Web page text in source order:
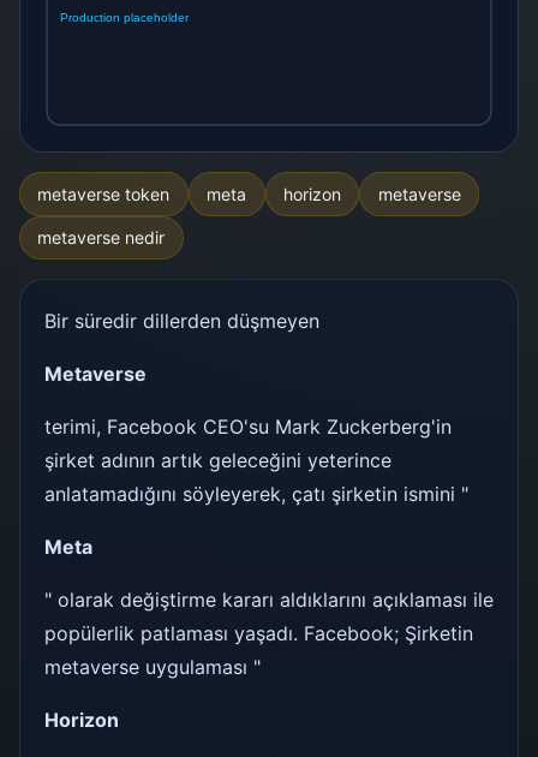
metaverse token meta horizon metaverse
metaverse nedir
Bir süredir dillerden düşmeyen
Metaverse
terimi, Facebook CEO'su Mark Zuckerberg'in
şirket adının artık geleceğini yeterince
anlatamadığını söyleyerek, çatı şirketin ismini "
Meta
" olarak değiştirme kararı aldıklarını açıklaması ile
popülerlik patlaması yaşadı. Facebook; Şirketin
metaverse uygulaması "
Horizon